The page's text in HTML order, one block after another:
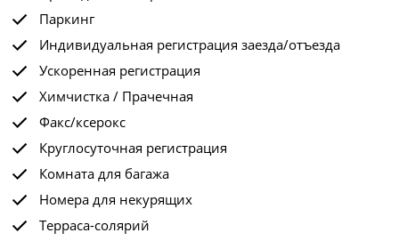
Паркинг
Индивидуальная регистрация заезда/отъезда
Ускоренная регистрация
Химчистка / Прачечная
Факс/ксерокс
Круглосуточная регистрация
Комната для багажа
Номера для некурящих
Терраса-солярий